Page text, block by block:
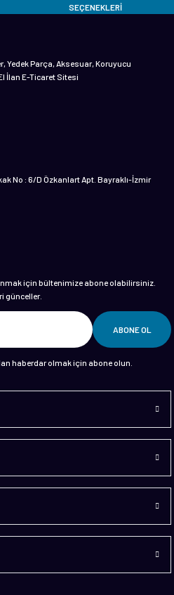
SEÇENEKLERİ
Yedek Parça, Aksesuar, Koruyucu
İlan E-Ticaret Sitesi
No : 6/D Özkanlart Apt. Bayraklı-İzmir
için bültenimize abone olabilirsiniz.
günceller.
ABONE OL
haberdar olmak için abone olun.